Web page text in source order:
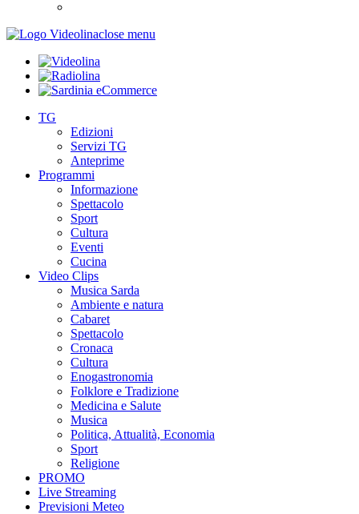
close menu
TG
Edizioni
Servizi TG
Anteprime
Programmi
Informazione
Spettacolo
Sport
Cultura
Eventi
Cucina
Video Clips
Musica Sarda
Ambiente e natura
Cabaret
Spettacolo
Cronaca
Cultura
Enogastronomia
Folklore e Tradizione
Medicina e Salute
Musica
Politica, Attualità, Economia
Sport
Religione
PROMO
Live Streaming
Previsioni Meteo